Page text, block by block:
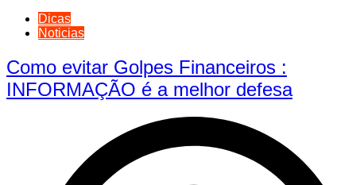
Dicas
Noticias
Como evitar Golpes Financeiros :
INFORMAÇÃO é a melhor defesa